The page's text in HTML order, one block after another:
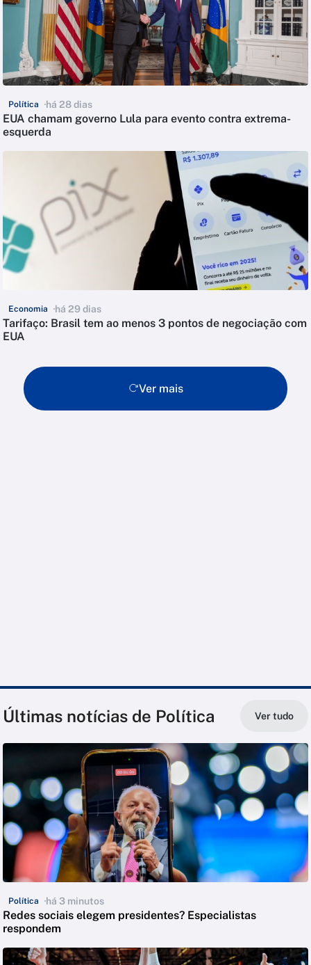
Política há 28 dias
EUA chamam governo Lula para evento contra extrema-
esquerda
Economia há 29 dias
Tarifaço: Brasil tem ao menos 3 pontos de negociação com
EUA
Ver mais
Últimas notícias de Política Ver tudo
Política há 3 minutos
Redes sociais elegem presidentes? Especialistas
respondem